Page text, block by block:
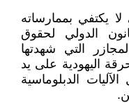
لا يكتفي بممارساته
الدولي لحقوق
التي شهدتها
اليهودية على يد
الدبلوماسية